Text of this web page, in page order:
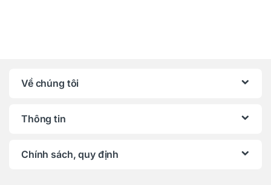
Về chúng tôi
Thông tin
Chính sách, quy định